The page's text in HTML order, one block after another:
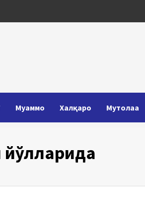
Муаммо Халқаро Мутолаа